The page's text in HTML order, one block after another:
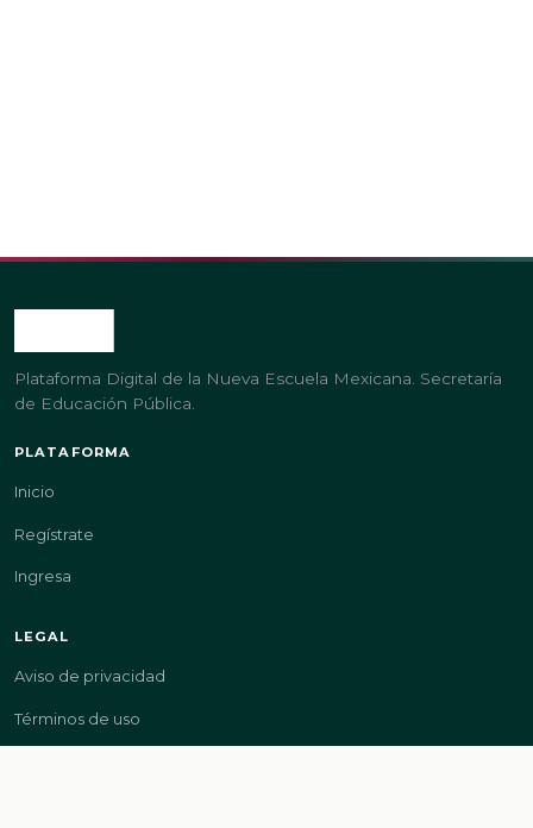
Plataforma Digital de la Nueva Escuela Mexicana. Secretaría
de Educación Pública.
PLATAFORMA
Inicio
Regístrate
Ingresa
LEGAL
Aviso de privacidad
Términos de uso